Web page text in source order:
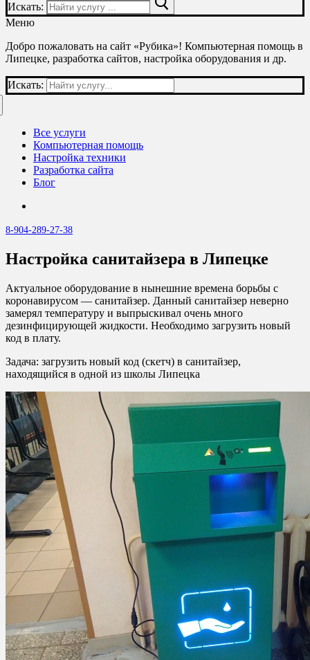
Искать:
Меню
Добро пожаловать на сайт «Рубика»! Компьютерная помощь в
Липецке, разработка сайтов, настройка оборудования и др.
Искать:
Все услуги
Компьютерная помощь
Настройка техники
Разработка сайта
Блог
8-904-289-27-38
Настройка санитайзера в Липецке
Актуальное оборудование в нынешние времена борьбы с
коронавирусом — санитайзер. Данный санитайзер неверно
замерял температуру и выпрыскивал очень много
дезинфицирующей жидкости. Необходимо загрузить новый
код в плату.
Задача: загрузить новый код (скетч) в санитайзер,
находящийся в одной из школы Липецка